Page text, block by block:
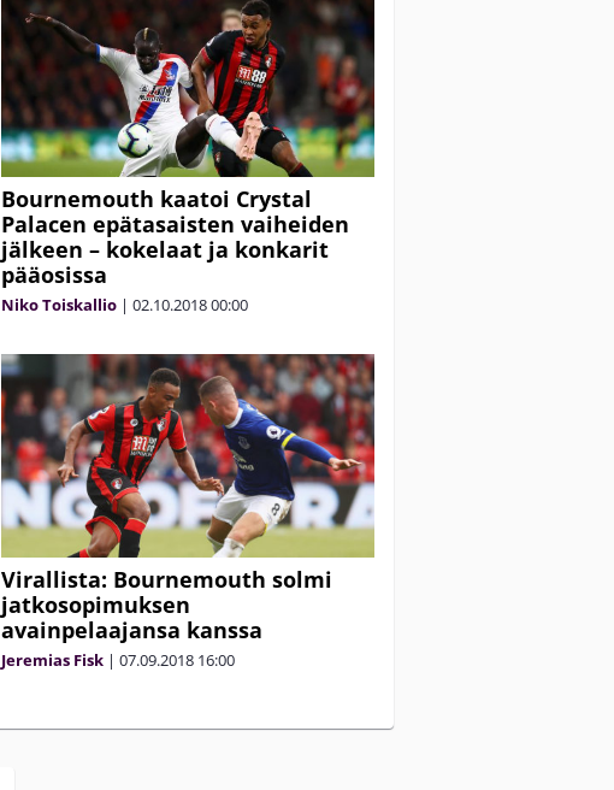
Bournemouth kaatoi Crystal
Palacen epätasaisten vaiheiden
jälkeen – kokelaat ja konkarit
pääosissa
Niko Toiskallio | 02.10.201800:00
Virallista: Bournemouth solmi
jatkosopimuksen
avainpelaajansa kanssa
Jeremias Fisk | 07.09.2018 16:00